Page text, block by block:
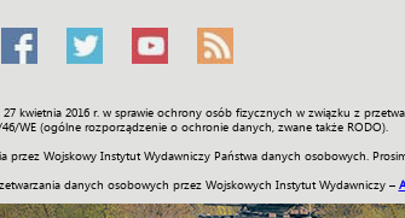
kwietnia 2016 r. w sprawie ochrony osób fizycznych w związku z
WE (ogólne rozporządzenie o ochronie danych, zwane także RODO).
Wojskowy Instytut Wydawniczy Państwa danych osobowych.
danych osobowych przez Wojskowych Instytut Wydawniczy –
Sport Historia Galerie Wideo